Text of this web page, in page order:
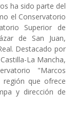
ha sido parte del
el Conservatorio
Superior de
de San Juan,
Destacado por
La Mancha,
"Marcos
región que ofrece
y dirección de